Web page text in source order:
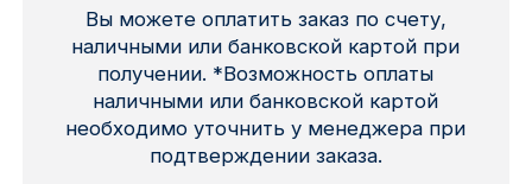
Вы можете оплатить заказ по счету,
наличными или банковской картой при
получении. *Возможность оплаты
наличными или банковской картой
необходимо уточнить у менеджера при
подтверждении заказа.